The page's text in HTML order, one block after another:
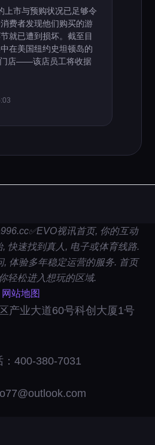
上市与预购状况已足够令
费者发现他们购买的游
就已遭到损坏。截至目
在美国纽约史坦顿岛的
店——该店员工将收据
视讯首页, 你的互动
快速找到真人, 电子或体育线路.
, 体验多年稳定运营的服务. 首页
轻松进入想玩的区域.
网站地图
产业大道60号科创大厦1号
：400-380-7031